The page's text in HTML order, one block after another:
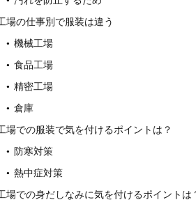
場の仕事別で服装は違う
機械工場
食品工場
精密工場
倉庫
場での服装で気を付けるポイントは？
防寒対策
熱中症対策
場での身だしなみに気を付けるポイントは